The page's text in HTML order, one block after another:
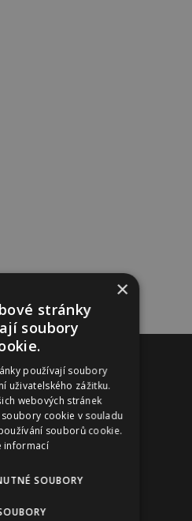
Reklama
×
stránky
soubory
používají soubory
uživatelského zážitku.
webových stránek
cookie v souladu
souborů cookie.
informací
SOUBORY